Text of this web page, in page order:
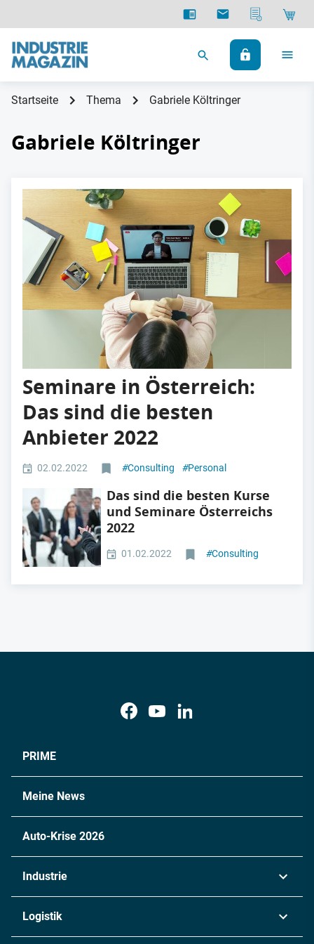
Startseite Thema Gabriele Költringer
Gabriele Költringer
Seminare in Österreich:
Das sind die besten
Anbieter 2022
02.02.2022 #Consulting #Personal
Das sind die besten Kurse
und Seminare Österreichs
2022
01.02.2022 #Consulting
PRIME
Meine News
Auto-Krise 2026
Industrie
Logistik